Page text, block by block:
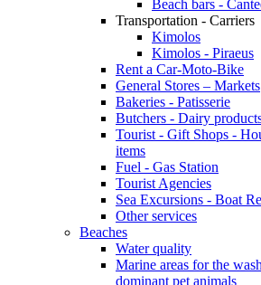
Beach bars -
Transportation - Carriers
Kimolos
Kimolos - Piraeus
Rent a Car-Moto-Bike
General Stores – Markets
Bakeries - Patisserie
Butchers - Dairy
Tourist - Gift Shops -
items
Fuel - Gas Station
Tourist Agencies
Sea Excursions - Boat
Other services
Beaches
Water quality
Marine areas for the
dominant pet animals